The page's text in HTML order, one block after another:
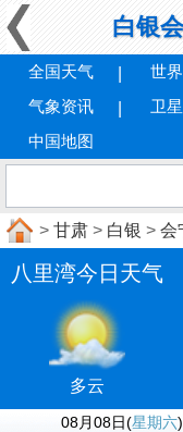
白银
全国天气 世
气象资讯
卫
中国地图
> 甘肃 > 白银 > 会
八里湾今日天气
多云
08月08日(星期六)